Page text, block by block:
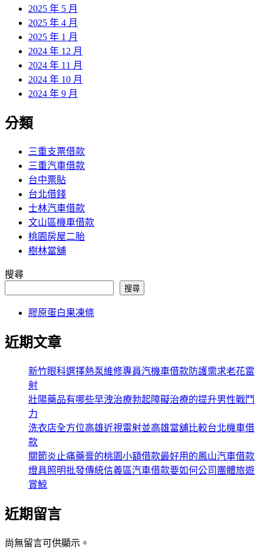
2025 年 5 月
2025 年 4 月
2025 年 1 月
2024 年 12 月
2024 年 11 月
2024 年 10 月
2024 年 9 月
分類
三重支票借款
三重汽車借款
台中票貼
台北借錢
士林汽車借款
文山區機車借款
桃園房屋二胎
樹林當舖
搜尋
搜尋
膠原蛋白果凍條
近期文章
新竹眼科選擇熱泵維修專員汽機車借款防護需求老花雷
射
壯陽藥品有哪些早洩治療勃起障礙治療的提升男性戰鬥
力
洗衣店全方位高雄近視雷射並高雄當舖比較台北機車借
款
關節炎止痛藥膏的桃園小額借款最好用的鳳山汽車借款
燈具照明批發傳統信義區汽車借款要如何公司團體旅遊
賞鯨
近期留言
尚無留言可供顯示。